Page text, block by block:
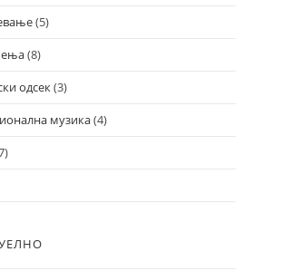
(5)
(8)
одсек(3)
музика(4)